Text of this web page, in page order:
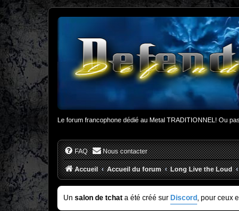
Le forum francophone dédié au Metal TRADITIONNEL! Ou pas.
FAQ Nous contacter
Accueil Accueil du forum Long Live the Loud
Un salon de tchat a été créé sur Discord , pour ceux